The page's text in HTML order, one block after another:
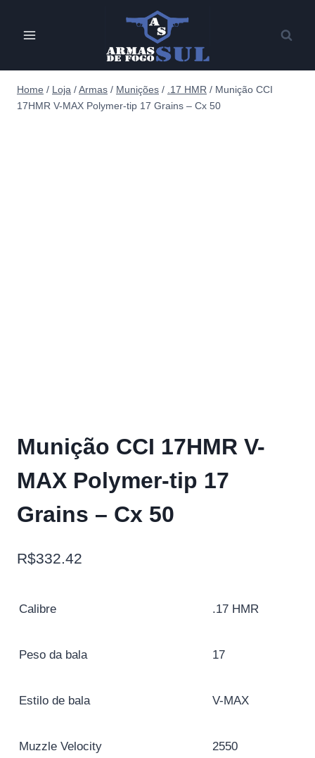
Home / Loja /Armas / Munições / .17 HMR / Munição CCI
17HMR V-MAX Polymer-tip 17 Grains – Cx 50
Munição CCI 17HMR V-
MAX Polymer-tip 17
Grains – Cx 50
R$332.42
Calibre .17 HMR
Peso da bala 17
Estilo de bala V-MAX
Muzzle Velocity 2550